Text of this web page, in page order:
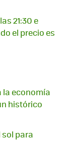
21:30 e
el precio es
la economía
histórico
para